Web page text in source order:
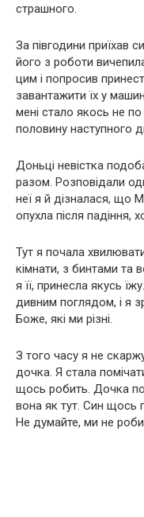
страшного.
За півгодини приїхав
його з роботи
цим і попросив
завантажити їх у
мені стало якось не по
половину наступного
Доньці невістка
разом. Розповідали
неї я й дізналася, що
опухла після падіння,
Тут я почала
кімнати, з бинтами та
я її, принесла якусь
дивним поглядом, і я
Боже, які ми різні.
З того часу я не
дочка. Я стала
щось робить. Дочка
вона як тут. Син щось
Не думайте, ми не